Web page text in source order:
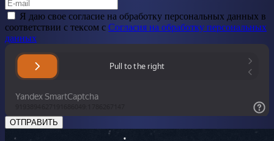
Я даю свое cогласие на обработку персональных данных в
соответствии с тексом с Согласия на обработку персональных
данных
ОТПРАВИТЬ